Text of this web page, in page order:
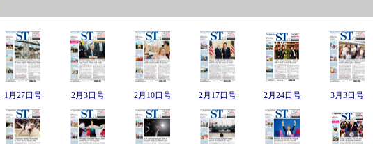
1月27日号 2月3日号 2月10日号 2月17日号 2月24日号 3月3日号